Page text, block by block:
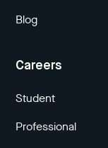
Blog
Careers
Student
Professional